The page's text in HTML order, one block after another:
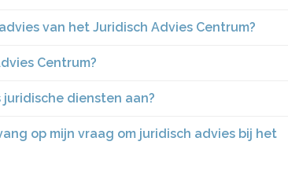
van het Juridisch Advies Centrum?
Centrum?
diensten aan?
op mijn vraag om juridisch advies bij het